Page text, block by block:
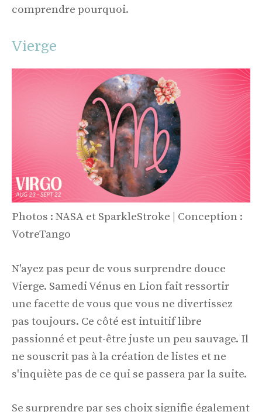
comprendre pourquoi.
Vierge
Photos : NASA et SparkleStroke | Conception :
VotreTango
N'ayez pas peur de vous surprendre douce
Vierge. Samedi Vénus en Lion fait ressortir
une facette de vous que vous ne divertissez
pas toujours. Ce côté est intuitif libre
passionné et peut-être juste un peu sauvage. Il
ne souscrit pas à la création de listes et ne
s'inquiète pas de ce qui se passera par la suite.
Se surprendre par ses choix signifie également